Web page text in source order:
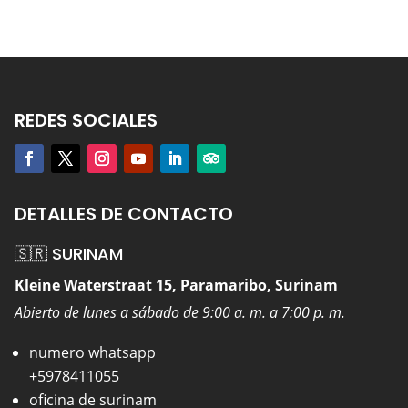
REDES SOCIALES
DETALLES DE CONTACTO
🇸🇷 SURINAM
Kleine Waterstraat 15, Paramaribo, Surinam
Abierto de lunes a sábado de 9:00 a. m. a 7:00 p. m.
numero whatsapp
+5978411055
oficina de surinam